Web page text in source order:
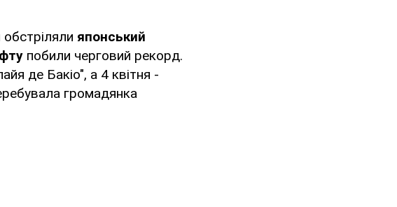
обстріляли японський
побили черговий рекорд.
де Бакіо", а 4 квітня -
громадянка